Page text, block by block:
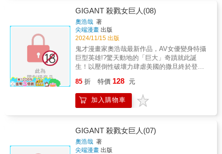
GIGANT 殺戮女巨人(08)
奧浩哉 著
尖端漫畫 出版
2024/11/15 出版
鬼才漫畫家奧浩哉最新作品，AV女優變身特攝
巨型英雄!?驚天動地的「巨大」奇蹟就此誕
生！以壓倒性破壞力肆虐美國的撒旦終於登陸
來人與PAPICO挺身而出戰鬥。PAPICO與零的
未來、東京的未來、世界的未來究竟何去何
從!?
85 折 特價 128 元
加入購物車
GIGANT 殺戮女巨人(07)
奧浩哉 著
尖端漫畫 出版